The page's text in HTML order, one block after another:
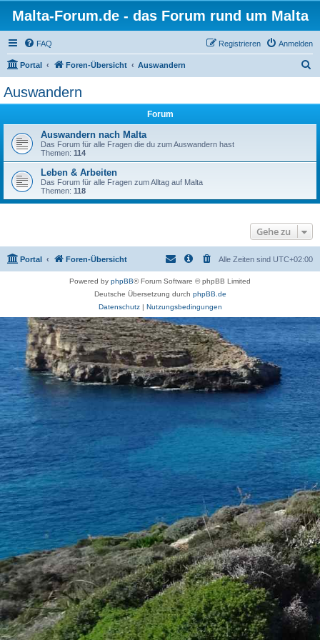
Malta-Forum.de - das Forum rund um Malta
FAQ Anmelden
Registrieren
Portal Foren-Übersicht Auswandern
Auswandern
Forum
Auswandern nach Malta
Das Forum für alle Fragen die du zum Auswandern hast
Themen: 114
Leben & Arbeiten
Das Forum für alle Fragen zum Alltag auf Malta
Themen: 118
Gehe zu
Portal Foren-Übersicht Alle Zeiten sind UTC+02:00
Powered by phpBB® Forum Software © phpBB Limited
Deutsche Übersetzung durch phpBB.de
Datenschutz| Nutzungsbedingungen